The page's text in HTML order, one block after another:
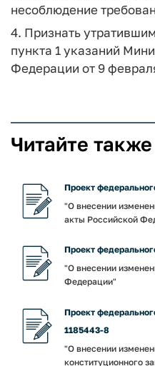
несоблюдение
4. Признать
пункта 1 указаний
Федерации от 9
Читайте также
Проект
"О внесении
акты Российской
Проект
"О внесении
Федерации"
Проект
1185443-8
"О внесении
конституционного